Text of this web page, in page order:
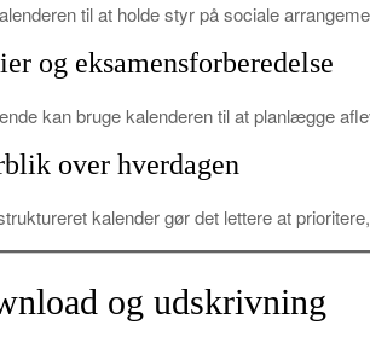
til at holde styr på sociale
og eksamensforberedelse
kan bruge kalenderen til at planlægge
over hverdagen
kalender gør det lettere at
og udskrivning